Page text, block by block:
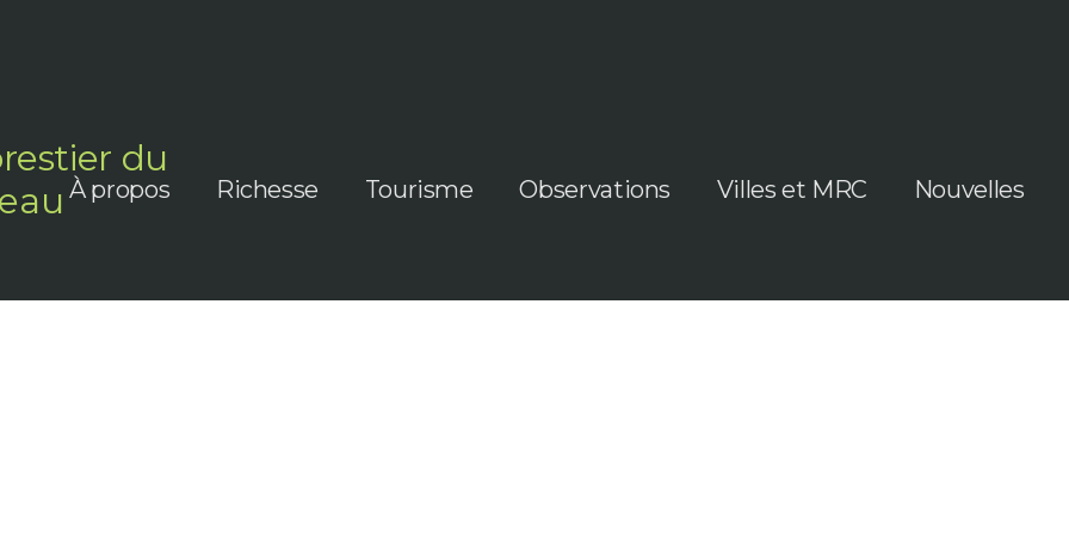
du
À propos Richesse Tourisme Observations Villes et MRC Nouvelles